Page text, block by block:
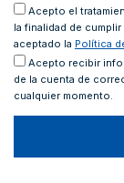
Acepto el
la finalidad de
aceptado la Política
Acepto recibir
de la cuenta de
cualquier momento.